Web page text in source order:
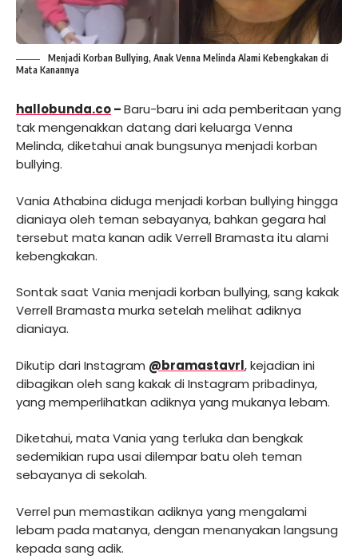
Menjadi Korban Bullying, Anak Venna Melinda Alami Kebengkakan di
Mata Kanannya
hallobunda.co–Baru-baru ini ada pemberitaan yang
tak mengenakkan datang dari keluarga Venna
Melinda, diketahui anak bungsunya menjadi korban
bullying.
Vania Athabina diduga menjadi korban bullying hingga
dianiaya oleh teman sebayanya, bahkan gegara hal
tersebut mata kanan adik Verrell Bramasta itu alami
kebengkakan.
Sontak saat Vania menjadi korban bullying, sang kakak
Verrell Bramasta murka setelah melihat adiknya
dianiaya.
Dikutip dari Instagram @bramastavrl, kejadian ini
dibagikan oleh sang kakak di Instagram pribadinya,
yang memperlihatkan adiknya yang mukanya lebam.
Diketahui, mata Vania yang terluka dan bengkak
sedemikian rupa usai dilempar batu oleh teman
sebayanya di sekolah.
Verrel pun memastikan adiknya yang mengalami
lebam pada matanya, dengan menanyakan langsung
kepada sang adik.